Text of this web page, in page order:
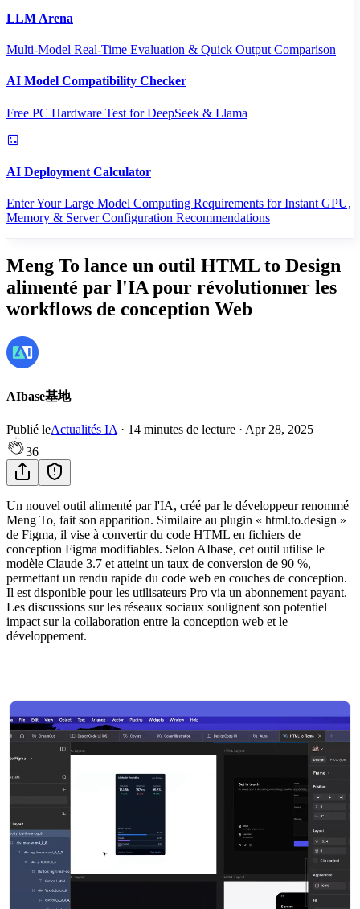
LLM Arena
Multi-Model Real-Time Evaluation & Quick Output Comparison
AI Model Compatibility Checker
Free PC Hardware Test for DeepSeek & Llama
AI Deployment Calculator
Enter Your Large Model Computing Requirements for Instant GPU,
Memory & Server Configuration Recommendations
Meng To lance un outil HTML to Design
alimenté par l'IA pour révolutionner les
workflows de conception Web
AIbase基地
Publié leActualités IA · 14 minutes de lecture · Apr 28, 2025
36
Un nouvel outil alimenté par l'IA, créé par le développeur renommé
Meng To, fait son apparition. Similaire au plugin « html.to.design »
de Figma, il vise à convertir du code HTML en fichiers de
conception Figma modifiables. Selon AIbase, cet outil utilise le
modèle Claude 3.7 et atteint un taux de conversion de 90 %,
permettant un rendu rapide du code web en couches de conception.
Il est disponible pour les utilisateurs Pro via un abonnement payant.
Les discussions sur les réseaux sociaux soulignent son potentiel
impact sur la collaboration entre la conception web et le
développement.